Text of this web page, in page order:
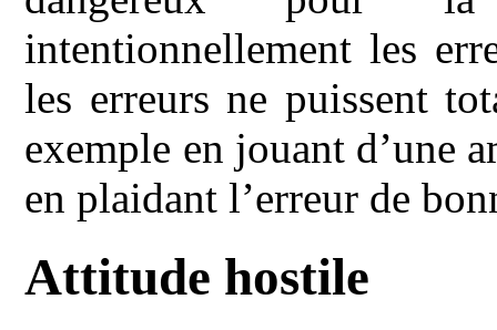
intentionnellement les
les erreurs ne puissent
exemple en jouant d’une
en plaidant l’erreur de
Attitude hostile